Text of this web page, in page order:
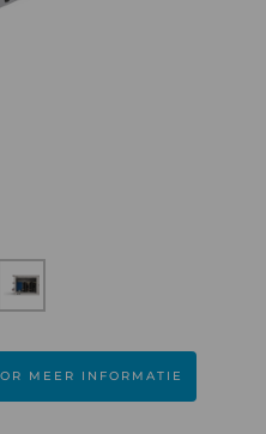
MEER INFORMATIE